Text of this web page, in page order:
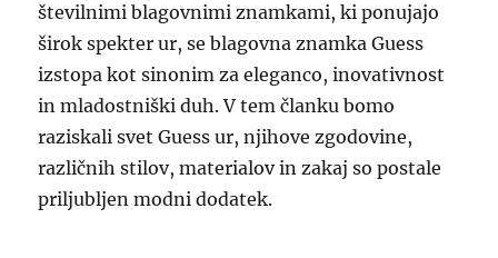
številnimi blagovnimi znamkami, ki ponujajo
širok spekter ur, se blagovna znamka Guess
izstopa kot sinonim za eleganco, inovativnost
in mladostniški duh. V tem članku bomo
raziskali svet Guess ur, njihove zgodovine,
različnih stilov, materialov in zakaj so postale
priljubljen modni dodatek.